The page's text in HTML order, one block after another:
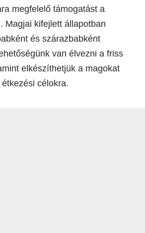
megfelelő támogatást a
Magjai kifejlett állapotban
és szárazbabként
van élvezni a friss
elkészíthetjük a magokat
célokra.